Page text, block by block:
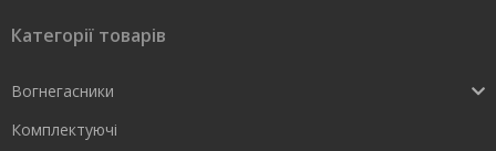
Категорії товарів
Вогнегасники
Комплектуючі